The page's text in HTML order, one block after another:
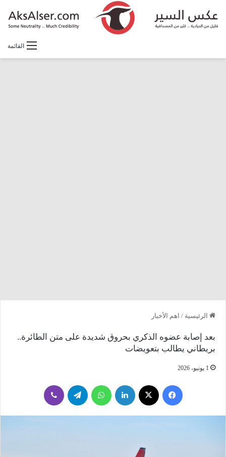
القائمة
الرئيسية / اهم الأخبار
بعد إصابة عضوه الذكري بحروق شديدة على متن الطائرة..
بريطاني يطالب بتعويضات
1 يونيو، 2026
فيسبوك لينكدإن واتساب تيلقرام